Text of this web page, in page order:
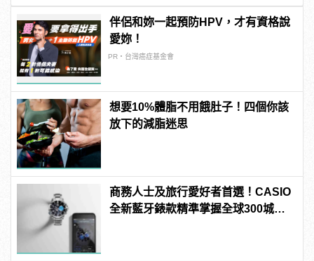
伴侶和妳一起預防HPV，才有資格說
愛妳！
PR・台灣癌症基金會
想要10%體脂不用餓肚子！四個你該
放下的減脂迷思
商務人士及旅行愛好者首選！CASIO
全新藍牙錶款精準掌握全球300城市